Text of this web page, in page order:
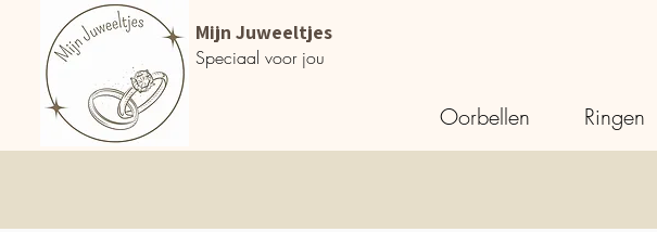
Mijn Juweeltjes
Speciaal voor jou
Oorbellen Ringen